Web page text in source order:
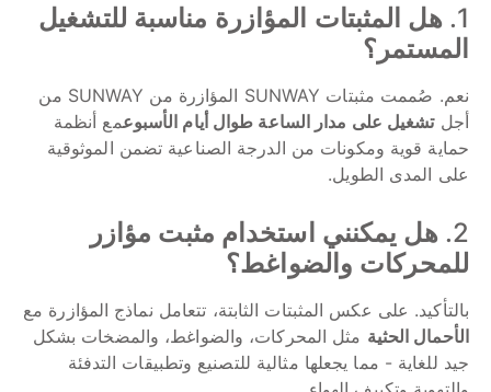
1. هل المثبتات المؤازرة مناسبة للتشغيل
المستمر؟
نعم. صُممت مثبتات SUNWAY المؤازرة من SUNWAY من
أجلتشغيل على مدار الساعة طوال أيام الأسبوعمع أنظمة
حماية قوية ومكونات من الدرجة الصناعية تضمن الموثوقية
على المدى الطويل.
2. هل يمكنني استخدام مثبت مؤازر
للمحركات والضواغط؟
بالتأكيد. على عكس المثبتات الثابتة، تتعامل نماذج المؤازرة مع
الأحمال الحثية مثل المحركات، والضواغط، والمضخات بشكل
جيد للغاية - مما يجعلها مثالية للتصنيع وتطبيقات التدفئة